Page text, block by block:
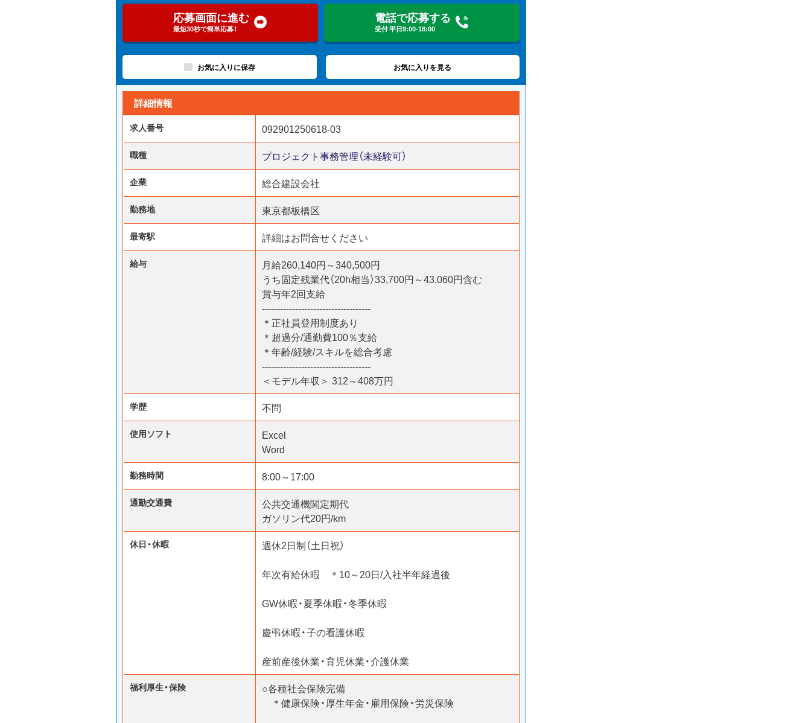
応募画面に進む
最短30秒で簡単応募！
電話で応募する
受付 平日9:00-18:00
お気に入りに保存 お気に入りを見る
詳細情報
求人番号 092901250618-03
職種 プロジェクト事務管理（未経験可）
企業 総合建設会社
勤務地 東京都板橋区
最寄駅 詳細はお問合せください
給与
月給260,140円～340,500円
うち固定残業代（20h相当）33,700円～43,060円含む
賞与年2回支給
------------------------------------
＊正社員登用制度あり
＊超過分/通勤費100％支給
＊年齢/経験/スキルを総合考慮
------------------------------------
＜モデル年収＞ 312～408万円
学歴 不問
使用ソフト
Excel
Word
勤務時間 8:00～17:00
通勤交通費
公共交通機関定期代
ガソリン代20円/km
休日・休暇
週休2日制（土日祝）
年次有給休暇 ＊10～20日/入社半年経過後
GW休暇・夏季休暇・冬季休暇
慶弔休暇・子の看護休暇
産前産後休業・育児休業・介護休業
福利厚生・保険
○各種社会保険完備
＊健康保険・厚生年金・雇用保険・労災保険